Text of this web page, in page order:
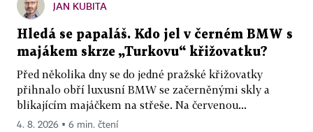
JAN KUBITA
Hledá se papaláš. Kdo jel v černém BMW s
majákem skrze „Turkovu“ křižovatku?
Před několika dny se do jedné pražské křižovatky
přihnalo obří luxusní BMW se začerněnými skly a
blikajícím majáčkem na střeše. Na červenou...
4. 8. 2026 ▪ 6 min. čtení